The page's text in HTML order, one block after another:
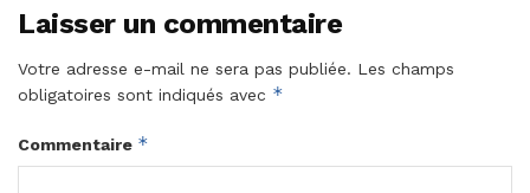
Laisser un commentaire
Votre adresse e-mail ne sera pas publiée. Les champs
obligatoires sont indiqués avec *
Commentaire *